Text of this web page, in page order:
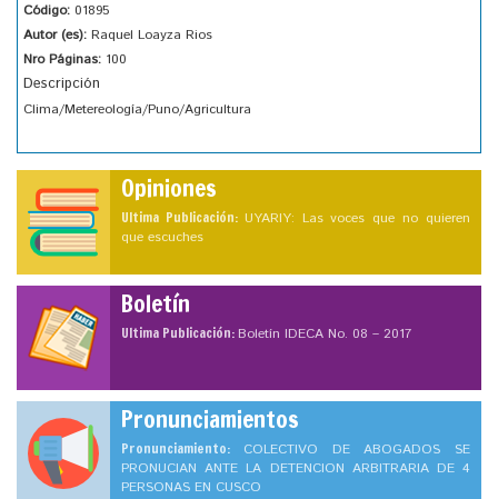
Código: 01895
Autor (es): Raquel Loayza Rios
Nro Páginas: 100
Descripción
Clima/Metereología/Puno/Agricultura
Opiniones
Ultima Publicación: UYARIY: Las voces que no quieren
que escuches
Boletín
Ultima Publicación:Boletín IDECA No. 08 – 2017
Pronunciamientos
Pronunciamiento: COLECTIVO DE ABOGADOS SE
PRONUCIAN ANTE LA DETENCION ARBITRARIA DE 4
PERSONAS EN CUSCO